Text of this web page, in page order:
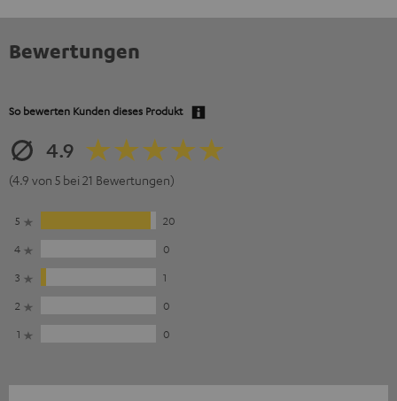
Bewertungen
So bewerten Kunden dieses Produkt
4.9
(4.9 von 5 bei 21 Bewertungen)
5
20
4
0
3
1
2
0
1
0